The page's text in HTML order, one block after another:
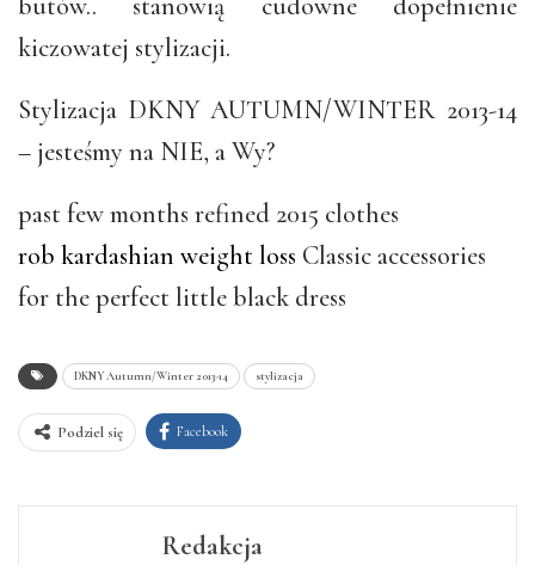
kiczowatej stylizacji.
Stylizacja DKNY AUTUMN/WINTER 2013-14
– jesteśmy na NIE, a Wy?
past few months refined 2015 clothes
rob kardashian weight loss Classic accessories
for the perfect little black dress
DKNY Autumn/Winter 2013-14 stylizacja
Podziel się Facebook
Redakcja